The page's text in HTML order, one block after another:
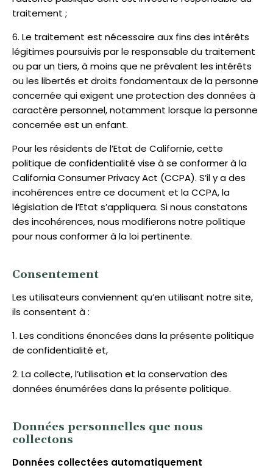
traitement ;
Le traitement est nécessaire aux fins des intérêts
légitimes poursuivis par le responsable du traitement
ou par un tiers, à moins que ne prévalent les intérêts
ou les libertés et droits fondamentaux de la personne
concernée qui exigent une protection des données à
caractère personnel, notamment lorsque la personne
concernée est un enfant.
Pour les résidents de l’Etat de Californie, cette
politique de confidentialité vise à se conformer à la
California Consumer Privacy Act (CCPA). S’il y a des
incohérences entre ce document et la CCPA, la
législation de l’Etat s’appliquera. Si nous constatons
des incohérences, nous modifierons notre politique
pour nous conformer à la loi pertinente.
Consentement
Les utilisateurs conviennent qu’en utilisant notre site,
ils consentent à :
Les conditions énoncées dans la présente politique
de confidentialité et,
La collecte, l’utilisation et la conservation des
données énumérées dans la présente politique.
Données personnelles que nous
collectons
Données collectées automatiquement